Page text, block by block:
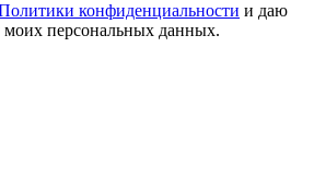
конфиденциальности и даю
моих персональных данных.